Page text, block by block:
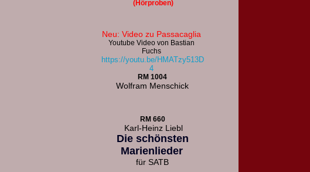
(Hörproben)
Neu: Video zu Passacaglia
Youtube Video von Bastian
Fuchs
https://youtu.be/HMATzy513D
4
RM 1004
Wolfram Menschick
RM 660
Karl-Heinz Liebl
Die schönsten
Marienlieder
für SATB